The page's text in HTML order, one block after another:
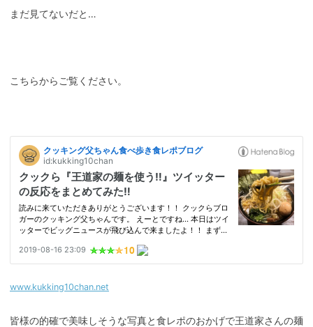
まだ見てないだと…
こちらからご覧ください。
www.kukking10chan.net
皆様の的確で美味しそうな写真と食レポのおかげで王道家さんの麺